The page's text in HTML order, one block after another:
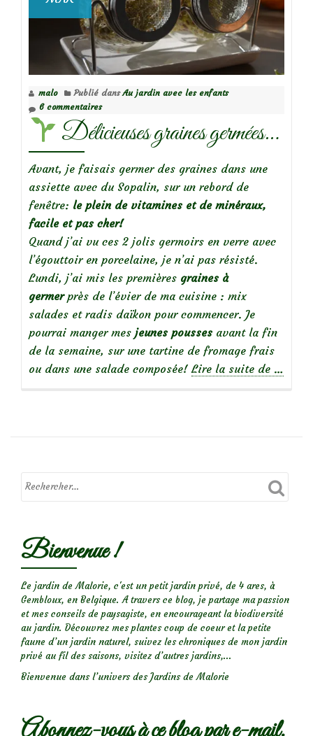
malo Publié dansAu jardin avec les enfants
6 commentaires
Délicieuses graines germées…
Avant, je faisais germer des graines dans une
assiette avec du Sopalin, sur un rebord de
fenêtre: le plein de vitamines et de minéraux,
facile et pas cher!
Quand j’ai vu ces 2 jolis germoirs en verre avec
l’égouttoir en porcelaine, je n’ai pas résisté.
Lundi, j’ai mis les premières graines à
germer près de l’évier de ma cuisine : mix
salades et radis daïkon pour commencer. Je
pourrai manger mes jeunes pousses avant la fin
de la semaine, sur une tartine de fromage frais
ou dans une salade composée! Lire la suite de …
Bienvenue !
Le jardin de Malorie, c'est un petit jardin privé, de 4 ares, à
Gembloux, en Belgique. A travers ce blog, je partage ma passion
et mes conseils de paysagiste, en encourageant la biodiversité
au jardin. Découvrez mes plantes coup de coeur et la petite
faune d’un jardin naturel, suivez les chroniques de mon jardin
privé au fil des saisons, visitez d’autres jardins,...
Bienvenue dans l’univers des Jardins de Malorie